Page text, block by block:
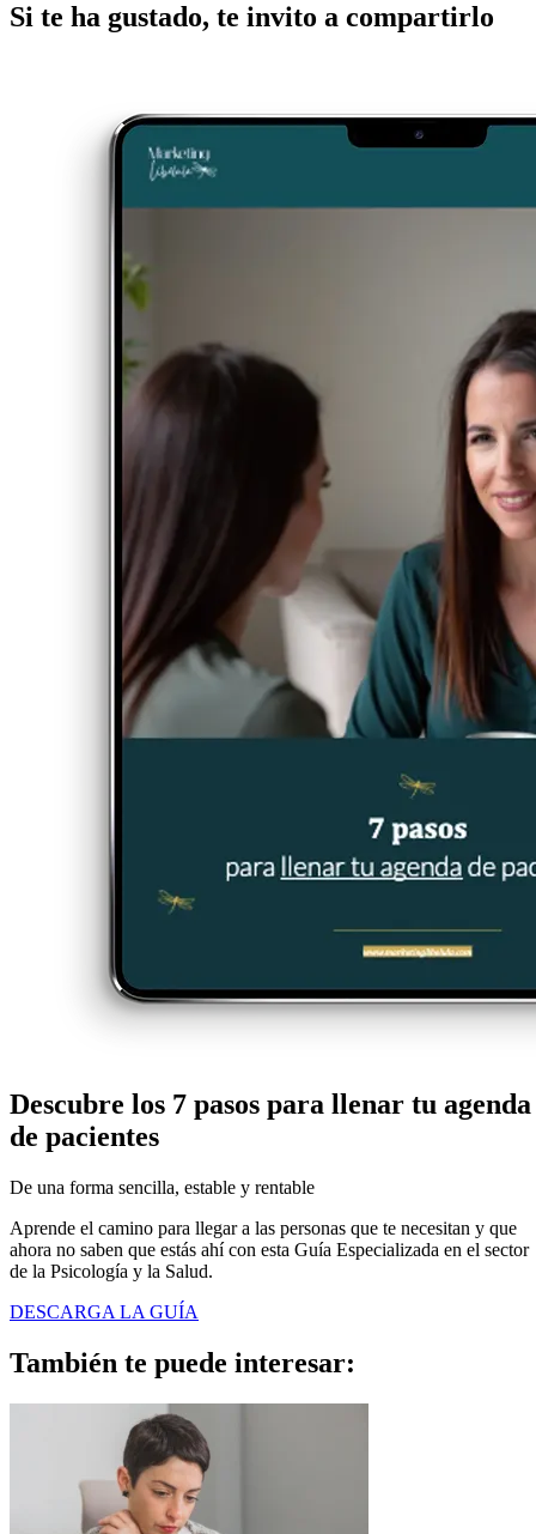
Si te ha gustado, te invito a compartirlo
Descubre los 7 pasos para llenar tu agenda
de pacientes
De una forma sencilla, estable y rentable
Aprende el camino para llegar a las personas que te necesitan y que
ahora no saben que estás ahí con esta Guía Especializada en el sector
de la Psicología y la Salud.
DESCARGA LA GUÍA
También te puede interesar: